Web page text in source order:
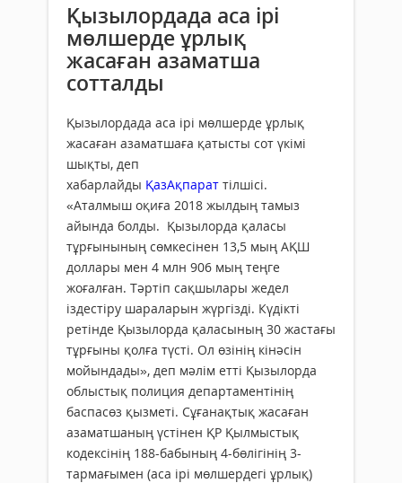
Қызылордада аса ірі
мөлшерде ұрлық
жасаған азаматша
сотталды
Қызылордада аса ірі мөлшерде ұрлық
жасаған азаматшаға қатысты сот үкімі
шықты, деп
хабарлайды ҚазАқпарат тілшісі.
«Аталмыш оқиға 2018 жылдың тамыз
айында болды. Қызылорда қаласы
тұрғынының сөмкесінен 13,5 мың АҚШ
доллары мен 4 млн 906 мың теңге
жоғалған. Тәртіп сақшылары жедел
іздестіру шараларын жүргізді. Күдікті
ретінде Қызылорда қаласының 30 жастағы
тұрғыны қолға түсті. Ол өзінің кінәсін
мойындады», деп мәлім етті Қызылорда
облыстық полиция департаментінің
баспасөз қызметі. Сұғанақтық жасаған
азаматшаның үстінен ҚР Қылмыстық
кодексінің 188-бабының 4-бөлігінің 3-
тармағымен (аса ірі мөлшердегі ұрлық)